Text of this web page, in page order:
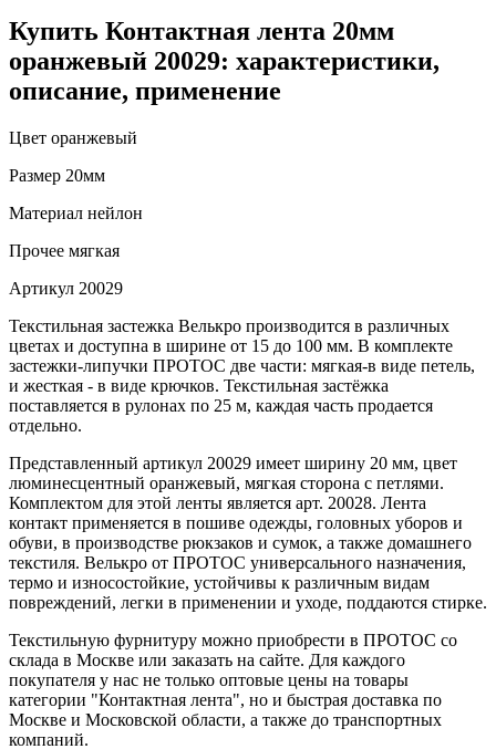
Купить Контактная лента 20мм
оранжевый 20029: характеристики,
описание, применение
Цвет оранжевый
Размер 20мм
Материал нейлон
Прочее мягкая
Артикул 20029
Текстильная застежка Велькро производится в различных
цветах и доступна в ширине от 15 до 100 мм. В комплекте
застежки-липучки ПРОТОС две части: мягкая-в виде петель,
и жесткая - в виде крючков. Текстильная застёжка
поставляется в рулонах по 25 м, каждая часть продается
отдельно.
Представленный артикул 20029 имеет ширину 20 мм, цвет
люминесцентный оранжевый, мягкая сторона с петлями.
Комплектом для этой ленты является арт. 20028. Лента
контакт применяется в пошиве одежды, головных уборов и
обуви, в производстве рюкзаков и сумок, а также домашнего
текстиля. Велькро от ПРОТОС универсального назначения,
термо и износостойкие, устойчивы к различным видам
повреждений, легки в применении и уходе, поддаются стирке.
Текстильную фурнитуру можно приобрести в ПРОТОС со
склада в Москве или заказать на сайте. Для каждого
покупателя у нас не только оптовые цены на товары
категории "Контактная лента", но и быстрая доставка по
Москве и Московской области, а также до транспортных
компаний.